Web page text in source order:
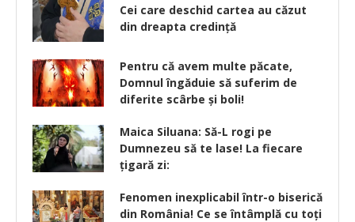
Cei care deschid cartea au căzut
din dreapta credinţă
Pentru că avem multe păcate,
Domnul îngăduie să suferim de
diferite scârbe și boli!
Maica Siluana: Să-L rogi pe
Dumnezeu să te lase! La fiecare
ţigară zi:
Fenomen inexplicabil într-o biserică
din România! Ce se întâmplă cu toți